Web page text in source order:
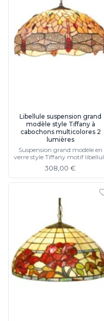
Libellule suspension grand
modèle style Tiffany à
cabochons multicolores 2
lumières
Suspension grand modèle en
verre style Tiffany motif libellule
lumières
308,00 €